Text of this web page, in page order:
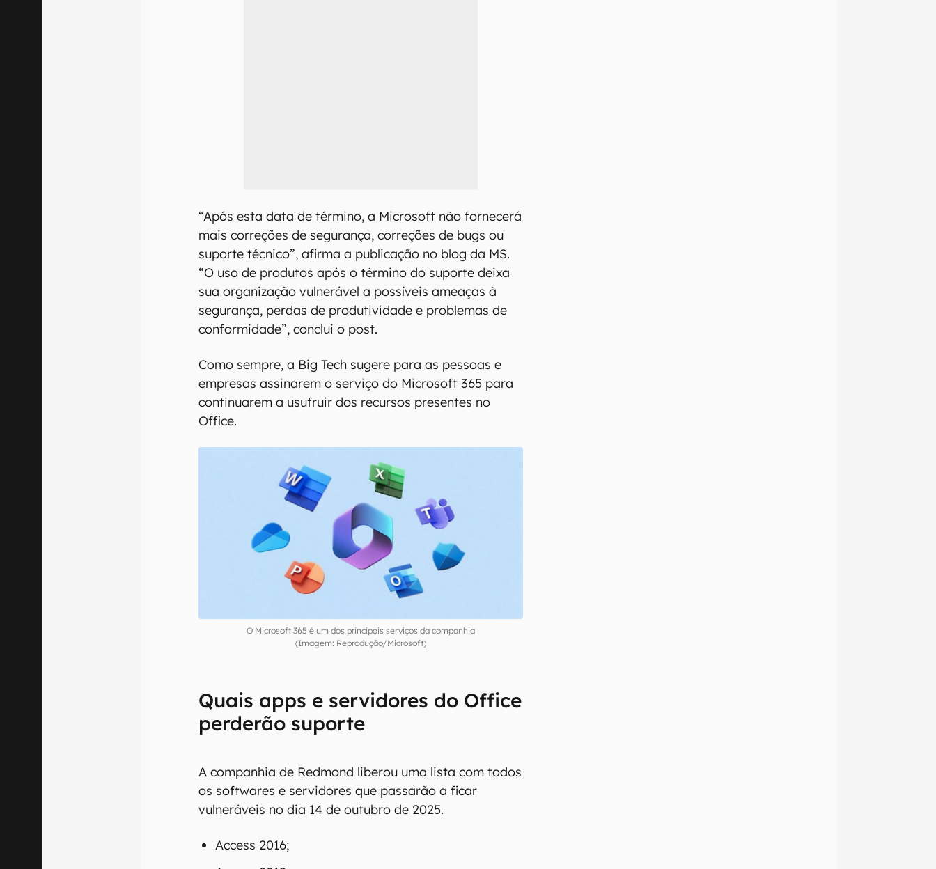
“Após esta data de término, a Microsoft não fornecerá
mais correções de segurança, correções de bugs ou
suporte técnico”, afirma a publicação no blog da MS.
“O uso de produtos após o término do suporte deixa
sua organização vulnerável a possíveis ameaças à
segurança, perdas de produtividade e problemas de
conformidade”, conclui o post.
Como sempre, a Big Tech sugere para as pessoas e
empresas assinarem o serviço do Microsoft 365 para
continuarem a usufruir dos recursos presentes no
Office.
O Microsoft 365 é um dos principais serviços da companhia
(Imagem: Reprodução/Microsoft)
Quais apps e servidores do Office
perderão suporte